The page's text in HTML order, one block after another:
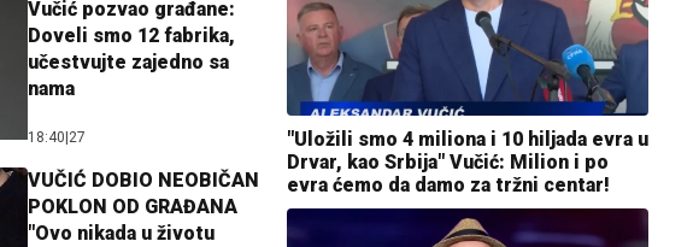
Vučić pozvao građane:
Doveli smo 12 fabrika,
učestvujte zajedno sa
nama
18:40 27
VUČIĆ DOBIO NEOBIČAN
POKLON OD GRAĐANA
"Ovo nikada u životu
"Uložili smo 4 miliona i 10 hiljada evra u
Drvar, kao Srbija" Vučić: Milion i po
evra ćemo da damo za tržni centar!